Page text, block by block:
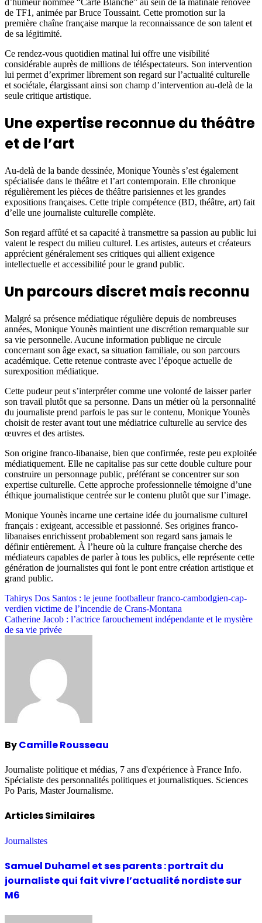
d’humeur nommée “Carte Blanche” au sein de la matinale rénovée
de TF1, animée par Bruce Toussaint. Cette promotion sur la
première chaîne française marque la reconnaissance de son talent et
de sa légitimité.
Ce rendez-vous quotidien matinal lui offre une visibilité
considérable auprès de millions de téléspectateurs. Son intervention
lui permet d’exprimer librement son regard sur l’actualité culturelle
et sociétale, élargissant ainsi son champ d’intervention au-delà de la
seule critique artistique.
Une expertise reconnue du théâtre
et de l’art
Au-delà de la bande dessinée, Monique Younès s’est également
spécialisée dans le théâtre et l’art contemporain. Elle chronique
régulièrement les pièces de théâtre parisiennes et les grandes
expositions françaises. Cette triple compétence (BD, théâtre, art) fait
d’elle une journaliste culturelle complète.
Son regard affûté et sa capacité à transmettre sa passion au public lui
valent le respect du milieu culturel. Les artistes, auteurs et créateurs
apprécient généralement ses critiques qui allient exigence
intellectuelle et accessibilité pour le grand public.
Un parcours discret mais reconnu
Malgré sa présence médiatique régulière depuis de nombreuses
années, Monique Younès maintient une discrétion remarquable sur
sa vie personnelle. Aucune information publique ne circule
concernant son âge exact, sa situation familiale, ou son parcours
académique. Cette retenue contraste avec l’époque actuelle de
surexposition médiatique.
Cette pudeur peut s’interpréter comme une volonté de laisser parler
son travail plutôt que sa personne. Dans un métier où la personnalité
du journaliste prend parfois le pas sur le contenu, Monique Younès
choisit de rester avant tout une médiatrice culturelle au service des
œuvres et des artistes.
Son origine franco-libanaise, bien que confirmée, reste peu exploitée
médiatiquement. Elle ne capitalise pas sur cette double culture pour
construire un personnage public, préférant se concentrer sur son
expertise culturelle. Cette approche professionnelle témoigne d’une
éthique journalistique centrée sur le contenu plutôt que sur l’image.
Monique Younès incarne une certaine idée du journalisme culturel
français : exigeant, accessible et passionné. Ses origines franco-
libanaises enrichissent probablement son regard sans jamais le
définir entièrement. À l’heure où la culture française cherche des
médiateurs capables de parler à tous les publics, elle représente cette
génération de journalistes qui font le pont entre création artistique et
grand public.
Post
navigation
Tahirys Dos Santos : le jeune footballeur franco-cambodgien-cap-
verdien victime de l’incendie de Crans-Montana
Catherine Jacob : l’actrice farouchement indépendante et le mystère
de sa vie privée
ByCamille Rousseau
Journaliste politique et médias, 7 ans d'expérience à France Info.
Spécialiste des personnalités politiques et journalistiques. Sciences
Po Paris, Master Journalisme.
Articles Similaires
Journalistes
Samuel Duhamel et ses parents : portrait du
journaliste qui fait vivre l’actualité nordiste sur
M6